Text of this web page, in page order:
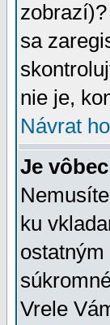
sa
nie je,
Návrat
Je
ku
Vrele